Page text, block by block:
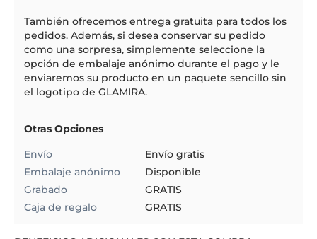
También ofrecemos entrega gratuita para todos los
pedidos. Además, si desea conservar su pedido
como una sorpresa, simplemente seleccione la
opción de embalaje anónimo durante el pago y le
enviaremos su producto en un paquete sencillo sin
el logotipo de GLAMIRA.
Otras Opciones
Envío
Envío gratis
Embalaje anónimo
Disponible
Grabado
GRATIS
Caja de regalo
GRATIS